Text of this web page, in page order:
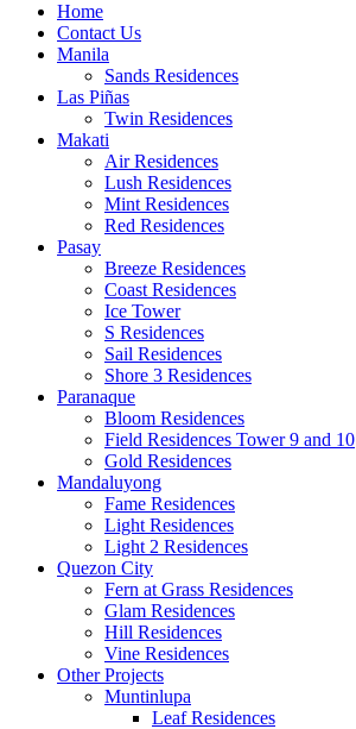
Home
Contact Us
Manila
Sands Residences
Las Piñas
Twin Residences
Makati
Air Residences
Lush Residences
Mint Residences
Red Residences
Pasay
Breeze Residences
Coast Residences
Ice Tower
S Residences
Sail Residences
Shore 3 Residences
Paranaque
Bloom Residences
Field Residences Tower 9 and 10
Gold Residences
Mandaluyong
Fame Residences
Light Residences
Light 2 Residences
Quezon City
Fern at Grass Residences
Glam Residences
Hill Residences
Vine Residences
Other Projects
Muntinlupa
Leaf Residences